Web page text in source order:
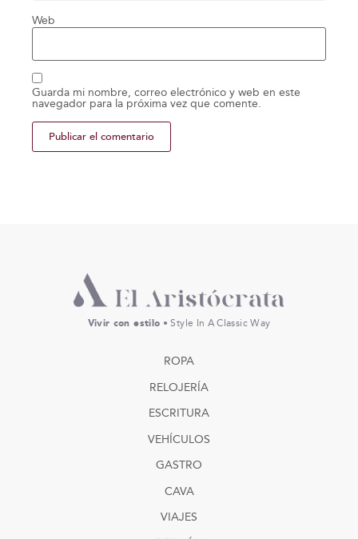
Web
Guarda mi nombre, correo electrónico y web en este
navegador para la próxima vez que comente.
Vivir con estilo • Style In A Classic Way
ROPA
RELOJERÍA
ESCRITURA
VEHÍCULOS
GASTRO
CAVA
VIAJES